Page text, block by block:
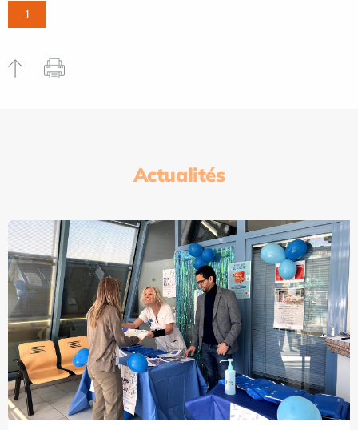
1
Actualités